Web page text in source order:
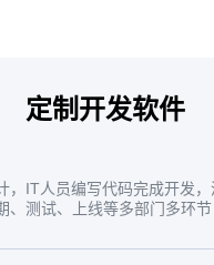
定制开发软件
，IT人员编写代码完成开发，
、测试、上线等多部门多环节